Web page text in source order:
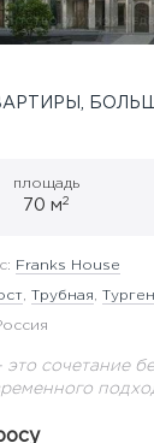
площадь
70 м2
Franks House
Трубная
это сочетание